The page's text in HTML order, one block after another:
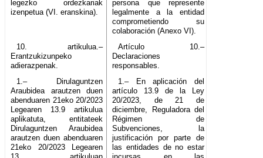
legezko ordezkariak
izenpetua (VI. eranskina).
persona que represente
legalmente a la entidad
comprometiendo su
colaboración (Anexo VI).
10. artikulua.–
Erantzukizunpeko
adierazpenak.
Artículo 10.–
Declaraciones
responsables.
1.– Dirulaguntzen
Araubidea arautzen duen
abenduaren 21eko 20/2023
Legearen 13.9 artikulua
aplikatuta, entitateek
Dirulaguntzen Araubidea
arautzen duen abenduaren
21eko 20/2023 Legearen
1.– En aplicación del
artículo 13.9 de la Ley
20/2023, de 21 de
diciembre, Reguladora del
Régimen de
Subvenciones, la
justificación por parte de
las entidades de no estar